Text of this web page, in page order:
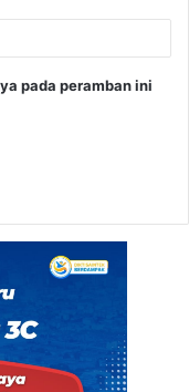
pada peramban ini